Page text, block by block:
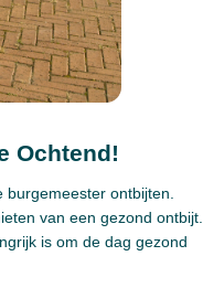
Ochtend!
burgemeester ontbijten.
van een gezond ontbijt.
is om de dag gezond